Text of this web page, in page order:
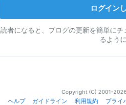
ログイン
読者になると、ブログの更新を簡単に
るよう
Copyright (C) 2001-
ヘルプ
ガイドライン 利用規約 プライ